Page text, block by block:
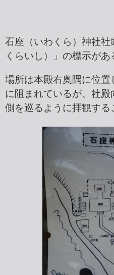
石座（いわくら）神社
くらいし）」の標示があ
場所は本殿右奥隅に位
に阻まれているが、社
側を巡るように拝観する